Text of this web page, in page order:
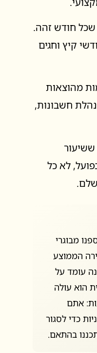
חודש זהה.
קיץ וחגים
מהוצאות
חשבונות,
הוא 100% – בפועל, לא כל
מבוגרי
הממוצע
עומד על
הוא עולה
אתם
כדי לסגור
בהתאם.